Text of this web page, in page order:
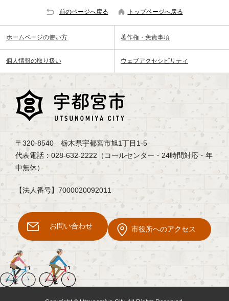
前のページへ戻る トップページへ戻る
ホームページの使い方 著作権・免責事項
個人情報の取り扱い ウェブアクセシビリティ
〒320-8540 栃木県宇都宮市旭1丁目1-5
代表電話：028-632-2222（コールセンター・24時間対応・年
中無休）
【法人番号】7000020092011
お問い合わせ 市役所へのアクセス